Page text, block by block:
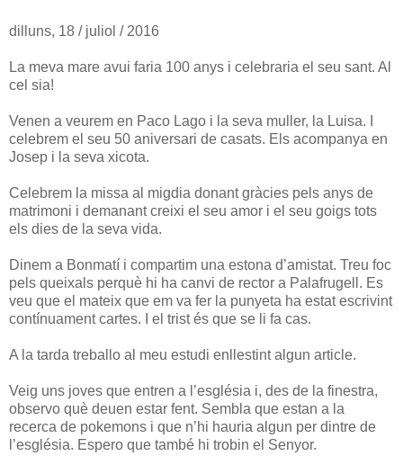
dilluns, 18 / juliol / 2016
La meva mare avui faria 100 anys i celebraria el seu sant. Al
cel sia!
Venen a veurem en Paco Lago i la seva muller, la Luisa. I
celebrem el seu 50 aniversari de casats. Els acompanya en
Josep i la seva xicota.
Celebrem la missa al migdia donant gràcies pels anys de
matrimoni i demanant creixi el seu amor i el seu goigs tots
els dies de la seva vida.
Dinem a Bonmatí i compartim una estona d’amistat. Treu foc
pels queixals perquè hi ha canvi de rector a Palafrugell. Es
veu que el mateix que em va fer la punyeta ha estat escrivint
contínuament cartes. I el trist és que se li fa cas.
A la tarda treballo al meu estudi enllestint algun article.
Veig uns joves que entren a l’església i, des de la finestra,
observo què deuen estar fent. Sembla que estan a la
recerca de pokemons i que n’hi hauria algun per dintre de
l’església. Espero que també hi trobin el Senyor.